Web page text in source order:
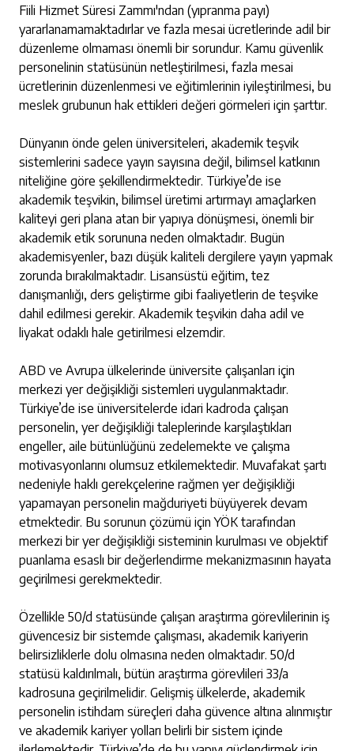
Fiili Hizmet Süresi Zammı'ndan (yıpranma payı)
yararlanamamaktadırlar ve fazla mesai ücretlerinde adil bir
düzenleme olmaması önemli bir sorundur. Kamu güvenlik
personelinin statüsünün netleştirilmesi, fazla mesai
ücretlerinin düzenlenmesi ve eğitimlerinin iyileştirilmesi, bu
meslek grubunun hak ettikleri değeri görmeleri için şarttır.
Dünyanın önde gelen üniversiteleri, akademik teşvik
sistemlerini sadece yayın sayısına değil, bilimsel katkının
niteliğine göre şekillendirmektedir. Türkiye’de ise
akademik teşvikin, bilimsel üretimi artırmayı amaçlarken
kaliteyi geri plana atan bir yapıya dönüşmesi, önemli bir
akademik etik sorununa neden olmaktadır. Bugün
akademisyenler, bazı düşük kaliteli dergilere yayın yapmak
zorunda bırakılmaktadır. Lisansüstü eğitim, tez
danışmanlığı, ders geliştirme gibi faaliyetlerin de teşvike
dahil edilmesi gerekir. Akademik teşvikin daha adil ve
liyakat odaklı hale getirilmesi elzemdir.
ABD ve Avrupa ülkelerinde üniversite çalışanları için
merkezi yer değişikliği sistemleri uygulanmaktadır.
Türkiye’de ise üniversitelerde idari kadroda çalışan
personelin, yer değişikliği taleplerinde karşılaştıkları
engeller, aile bütünlüğünü zedelemekte ve çalışma
motivasyonlarını olumsuz etkilemektedir. Muvafakat şartı
nedeniyle haklı gerekçelerine rağmen yer değişikliği
yapamayan personelin mağduriyeti büyüyerek devam
etmektedir. Bu sorunun çözümü için YÖK tarafından
merkezi bir yer değişikliği sisteminin kurulması ve objektif
puanlama esaslı bir değerlendirme mekanizmasının hayata
geçirilmesi gerekmektedir.
Özellikle 50/d statüsünde çalışan araştırma görevlilerinin iş
güvencesiz bir sistemde çalışması, akademik kariyerin
belirsizliklerle dolu olmasına neden olmaktadır. 50/d
statüsü kaldırılmalı, bütün araştırma görevlileri 33/a
kadrosuna geçirilmelidir. Gelişmiş ülkelerde, akademik
personelin istihdam süreçleri daha güvence altına alınmıştır
ve akademik kariyer yolları belirli bir sistem içinde